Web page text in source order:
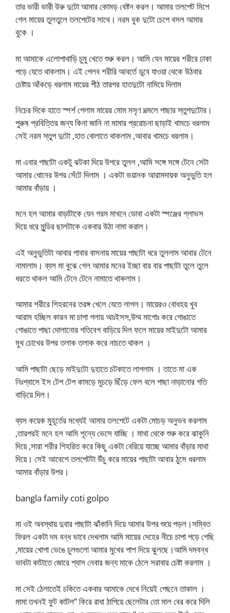
তার ভারী ভারী উরু দুটো আমার কোমড় বেষ্টন করল। আমার তলপেট মিশে
গেল মায়ের তুলতুলে তলপেটের সাথে। নরম বুক দুটো চেপে বসল আমার
বুকে ।
মা আমাকে এলোপাথাড়ি চুমু খেতে শুরু করল। আমি যেন মায়ের শরীরে ঢাকা
পড়ে যেতে থাকলাম। এই পেলব শরীরি আবর্তে ডুবে যাওয়া থেকে উঠবার
চেষ্টায় আঁকড়ে ধরলাম মায়ের পীঠ তারপর হাতদুটো নামিয়ে দিলাম
নিচের দিকে হাতে স্পর্শ পেলাম মায়ের মোম মসৃণ দল্মলে পাছার স্তুপদুটোর।
পুরুষ প্রবিত্তির জন্য কিনা জানি না মামার প্ররোচনা ছাড়াই খামচে ধরলাম
সেই নরম স্তুপ দুটো ,হাত বোলাতে থাকলাম ,আবার খামচে ধরলাম।
মা এবার পাছাটা একটু ঝটকা দিয়ে উপরে তুলল ,আমি সঙ্গে সঙ্গে টেনে সেটা
আমার ধোনের উপর সেঁটে দিলাম । একটা ভয়ানক আরামদায়ক অনুভুতি হল
আমার বাঁড়ায় ।
মনে হল আমার বাড়াটাকে যেন গরম মাখনে ডোবা একটা স্পঞ্জের গ্লাভস
দিয়ে ধরে মুন্ডির ছালটাকে একবার উঠা নামা করাল।
এই অনুভুতিটা আবার পাবার বাসনায় মায়ের পাছাটা ধরে তুললাম আবার টেনে
নামালাম। ব্যস মা বুঝে গেল আমার মনের ইচ্ছা বার বার পাছাটা তুলে তুলে
ধরতে থাকল আমি টেনে টেনে নামাতে থাকলাম।
আমার শরীরে শিহরনের তরঙ্গ খেলে যেতে লাগল। মায়েরও বোধহয় খুব
আরাম হচ্ছিল কারন মা চাপা গলায় আঃইসস,উম্ম মাগোঃ করে গোঙাতে
গোঙাতে পাছা দোলানোর গতিবেগ বাড়িয়ে দিল ফলে মায়ের মাইদুটো আমার
মুখ চোখের উপর তলাক তলাক করে নাচতে থাকল ।
আমি পাছাটা ছেড়ে মাইদুটো দুহাতে চটকাতে লাগলাম । তাতে মা এক
নিঃশ্বাসে ইস টেপ টেপ কামড়ে মুচড়ে ছিঁড়ে ফেল বলে পাছা নাড়ানোর গতি
বাড়িয়ে দিল।
ব্যস কয়েক মুহূর্তের মধ্যেই আমার তলপেটে একটা মোচড় অনুভব করলাম
,তারপরই মনে হল আমি শূন্যে ভেসে যাচ্ছি । মাথা থেকে শুরু করে ঝাকুনি
দিয়ে ,সারা শরীর শিহরিত করে কিছু একটা বেরিয়ে যাচ্ছে আমার বাঁড়ার মাথা
দিয়ে। সেই আবেশে তলপেটটা উঁচু করে মায়ের পাছাটা আবার ঠুসে ধরলাম
আমার বাঁড়ার উপর।
bangla family coti golpo
মা ওই অবস্থায় দুবার পাছাটা ঝাঁকানি দিয়ে আমার উপর শুয়ে পড়ল।সম্বিত
ফিরল একটা দম বন্ধ ভাবে দেখলাম আমি মায়ের দেহের নীচে চাপা পড়ে গেছি
,মায়ের খোপা ভেঙে চুলগুলো আমার মুখের পাশ দিয়ে ঝুলছে।আমি দমবন্ধ
ভাবটা কাটাতে জোরে শ্বাস নেবার জন্য মাকে ঠেলে সরাবার চেষ্টা করলাম ।
মা সেই ঠেলাতেই চকিতে একবার আমাকে দেখে নিয়েই পেছনে তাকাল ।
মামা তখনই ফুট কাটল” কিরে রাধা ঠাপিয়ে ছেলেটার তো মাল বের করে দিলি